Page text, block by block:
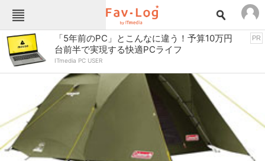
Fav-Logカテゴリー一覧
TOP アウトドア用品
インテリア・収納 おもちゃ・ホビー
キッチン家電
キッチン用品
コンテンツ・サービス スイーツ・お菓子
「5年前のPC」とこんなに違う！予算10万円
台前半で実現する快適PCライフ
ITmedia PC USER
PR